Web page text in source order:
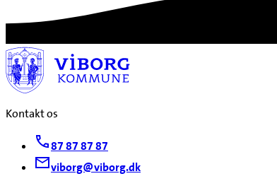
Kontakt os
87 87 87 87
viborg@viborg.dk